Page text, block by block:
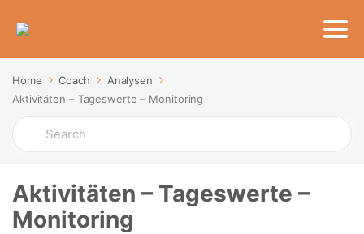
Home Coach
Analysen
Aktivitäten – Tageswerte – Monitoring
Search
For
Aktivitäten – Tageswerte –
Monitoring